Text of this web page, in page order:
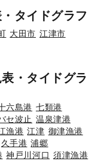
タイドグラフ
大田市 江津市
・タイドグラ
六島港 七類港
セ波止 温泉津港
漁港 江津 御津漁港
久手港 浦郷
神戸川河口 須津漁港